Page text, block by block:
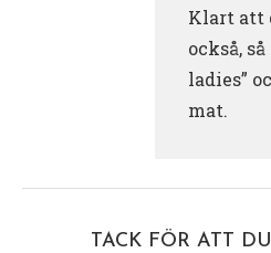
Klart att
också,
ladies”
mat.
TACK FÖR ATT